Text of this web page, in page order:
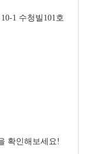
1 수청빌101호
확인해보세요!